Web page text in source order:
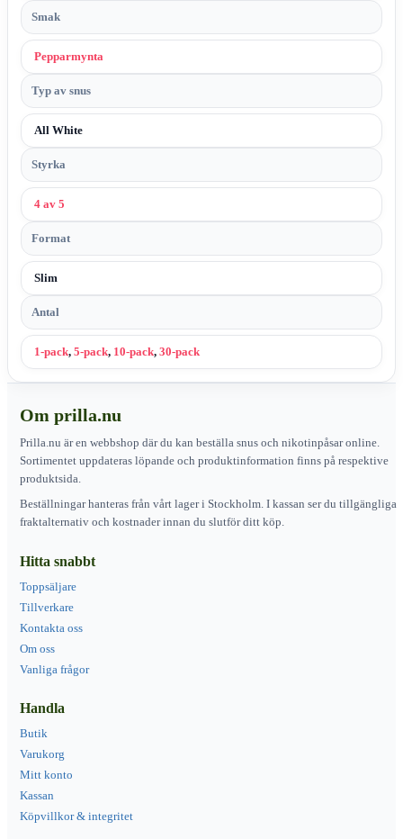
Smak
Pepparmynta
Typ av snus
All White
Styrka
4 av 5
Format
Slim
Antal
1-pack, 5-pack, 10-pack, 30-pack
Om prilla.nu
Prilla.nu är en webbshop där du kan beställa snus och nikotinpåsar online.
Sortimentet uppdateras löpande och produktinformation finns på respektive
produktsida.
Beställningar hanteras från vårt lager i Stockholm. I kassan ser du tillgängliga
fraktalternativ och kostnader innan du slutför ditt köp.
Hitta snabbt
Toppsäljare
Tillverkare
Kontakta oss
Om oss
Vanliga frågor
Handla
Butik
Varukorg
Mitt konto
Kassan
Köpvillkor & integritet